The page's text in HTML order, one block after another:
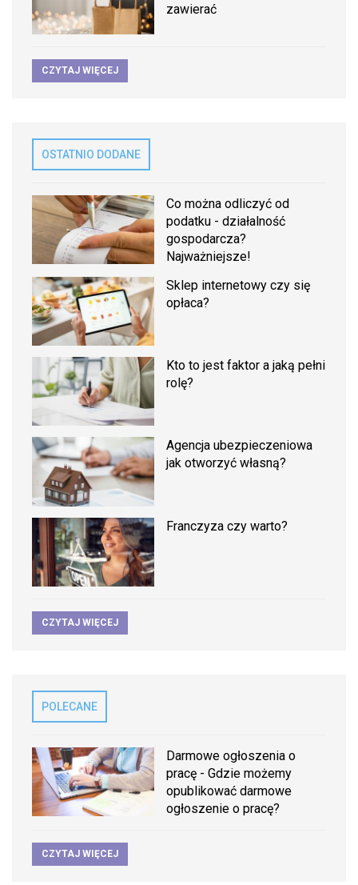
zawierać
CZYTAJ WIĘCEJ
OSTATNIO DODANE
Co można odliczyć od
podatku - działalność
gospodarcza?
Najważniejsze!
Sklep internetowy czy się
opłaca?
Kto to jest faktor a jaką pełni
rolę?
Agencja ubezpieczeniowa
jak otworzyć własną?
Franczyza czy warto?
CZYTAJ WIĘCEJ
POLECANE
Darmowe ogłoszenia o
pracę - Gdzie możemy
opublikować darmowe
ogłoszenie o pracę?
CZYTAJ WIĘCEJ